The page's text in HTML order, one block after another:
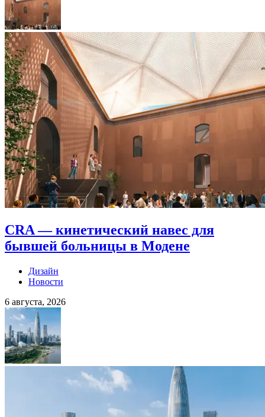
CRA — кинетический навес для
бывшей больницы в Модене
Дизайн
Новости
6 августа, 2026